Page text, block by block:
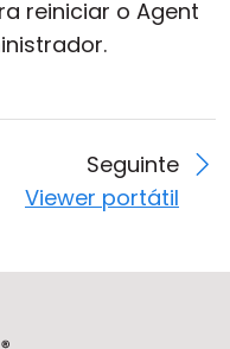
reiniciar o Agent
Seguinte
Viewer portátil